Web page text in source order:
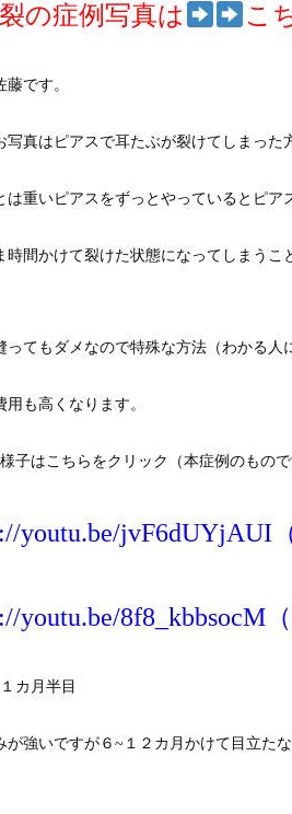
の症例写真は こ
藤です。
写真はピアスで耳たぶが裂けてしまっ
は重いピアスをずっとやっているとピ
時間かけて裂けた状態になってしまう
ってもダメなので特殊な方法（わかる
用も高くなります。
子はこちらをクリック（本症例のもの
youtu.be/jvF6dUYjAUI
youtu.be/8f8_kbbsocM
カ月半目
が強いですが６~１２カ月かけて目立た